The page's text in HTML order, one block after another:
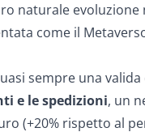
naturale
come il
sempre una
e le spedizioni, un
(+20% rispetto al